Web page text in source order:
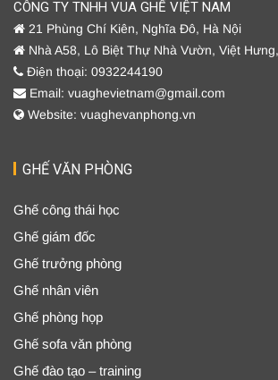
CÔNG TY TNHH VUA GHẾ VIỆT NAM
21 Phùng Chí Kiên, Nghĩa Đô, Hà Nội
Nhà A58, Lô Biệt Thự Nhà Vườn, Việt
Điện thoại: 0932244190
Email: vuaghevietnam@gmail.com
Website: vuaghevanphong.vn
GHẾ VĂN PHÒNG
Ghế công thái học
Ghế giám đốc
Ghế trưởng phòng
Ghế nhân viên
Ghế phòng họp
Ghế sofa văn phòng
Ghế đào tạo – training